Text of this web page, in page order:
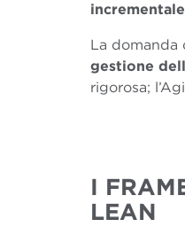
incrementale
La domanda
gestione dell
rigorosa;
I
LEAN